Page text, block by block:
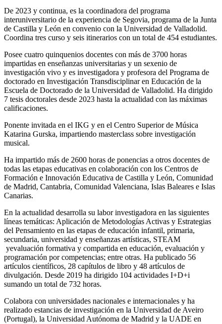
De 2023 y continua, es la coordinadora del programa
interuniversitario de la experiencia de Segovia, programa de la Junta
de Castilla y León en convenio con la Universidad de Valladolid.
Coordina tres curso y seis itinerarios con un total de 454 estudiantes.
Posee cuatro quinquenios docentes con más de 3700 horas
impartidas en enseñanzas universitarias y un sexenio de
investigación vivo y es investigadora y profesora del Programa de
doctorado en Investigación Transdisciplinar en Educación de la
Escuela de Doctorado de la Universidad de Valladolid. Ha dirigido
7 tesis doctorales desde 2023 hasta la actualidad con las máximas
calificaciones.
Ponente invitada en el IKG y en el Centro Superior de Música
Katarina Gurska, impartiendo masterclass sobre investigación
musical.
Ha impartido más de 2600 horas de ponencias a otros docentes de
todas las etapas educativas en colaboración con los Centros de
Formación e Innovación Educativa de Castilla y León, Comunidad
de Madrid, Cantabria, Comunidad Valenciana, Islas Baleares e Islas
Canarias.
En la actualidad desarrolla su labor investigadora en las siguientes
líneas temáticas: Aplicación de Metodologías Activas y Estrategias
del Pensamiento en las etapas de educación infantil, primaria,
secundaria, universidad y enseñanzas artísticas, STEAM
yevaluación formativa y compartida en educación, evaluación y
programación por competencias; entre otras. Ha publicado 56
artículos científicos, 28 capítulos de libro y 48 artículos de
divulgación. Desde 2019 ha dirigido 104 actividades I+D+i
sumando un total de 732 horas.
Colabora con universidades nacionales e internacionales y ha
realizado estancias de investigación en la Universidad de Aveiro
(Portugal), la Universidad Autónoma de Madrid y la UADE en